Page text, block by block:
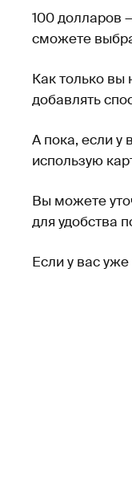
100 долларов
сможете
Как только вы
добавлять
А пока, если у
использую
Вы можете
для удобства
Если у вас